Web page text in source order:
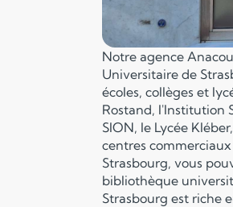
Notre agence
Universitaire de
écoles, collèges et
Rostand, l'Institution
SION, le Lycée
centres
Strasbourg, vous
bibliothèque
Strasbourg est riche